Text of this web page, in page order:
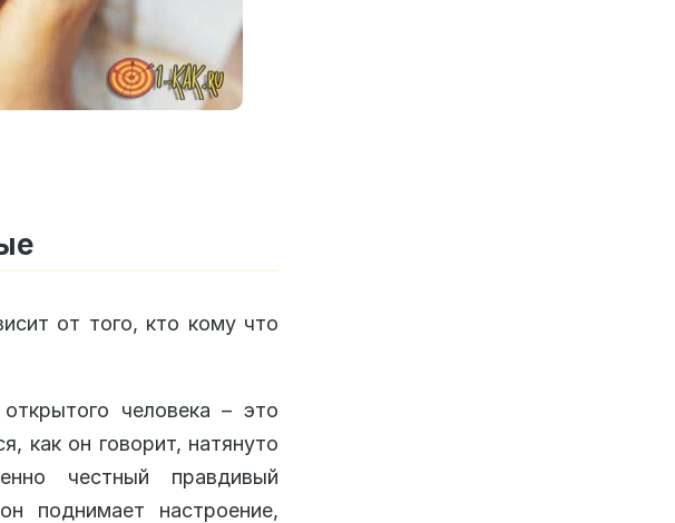
от того, кто кому что
человека – это
как он говорит, натянуто
честный правдивый
поднимает настроение,